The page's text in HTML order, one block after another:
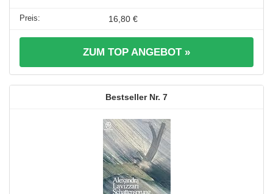
16,80 €
ZUM TOP ANGEBOT »
7